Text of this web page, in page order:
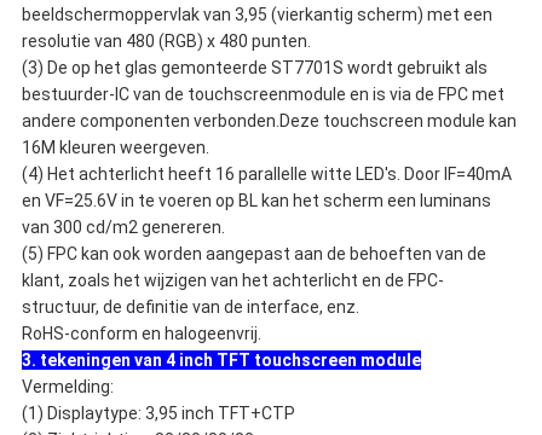
beeldschermoppervlak van 3,95 (vierkantig scherm) met een
resolutie van 480 (RGB) x 480 punten.
(3) De op het glas gemonteerde ST7701S wordt gebruikt als
bestuurder-IC van de touchscreenmodule en is via de FPC met
andere componenten verbonden.Deze touchscreen module kan
16M kleuren weergeven.
(4) Het achterlicht heeft 16 parallelle witte LED's. Door IF=40mA
en VF=25.6V in te voeren op BL kan het scherm een luminans
van 300 cd/m2 genereren.
(5) FPC kan ook worden aangepast aan de behoeften van de
klant, zoals het wijzigen van het achterlicht en de FPC-
structuur, de definitie van de interface, enz.
RoHS-conform en halogeenvrij.
3. tekeningen van 4 inch TFT touchscreen module
Vermelding:
(1) Displaytype: 3,95 inch TFT+CTP